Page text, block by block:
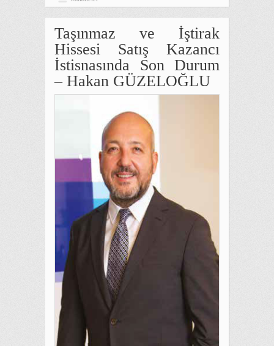
Taşınmaz ve İştirak
Hissesi Satış Kazancı
İstisnasında Son Durum
– Hakan GÜZELOĞLU